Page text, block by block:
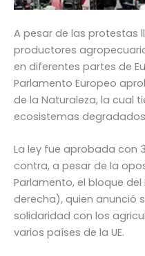
A pesar de las protestas
productores
en diferentes partes de
Parlamento Europeo
de la Naturaleza, la cual
ecosistemas
La ley fue aprobada con
contra, a pesar de la
Parlamento, el bloque del
derecha), quien anunció
solidaridad con los
varios países de la UE.